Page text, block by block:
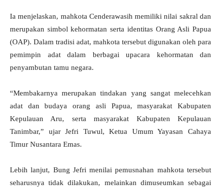
Ia menjelaskan, mahkota Cenderawasih memiliki nilai sakral dan
merupakan simbol kehormatan serta identitas Orang Asli Papua
(OAP). Dalam tradisi adat, mahkota tersebut digunakan oleh para
pemimpin adat dalam berbagai upacara kehormatan dan
penyambutan tamu negara.
“Membakarnya merupakan tindakan yang sangat melecehkan
adat dan budaya orang asli Papua, masyarakat Kabupaten
Kepulauan Aru, serta masyarakat Kabupaten Kepulauan
Tanimbar,” ujar Jefri Tuwul, Ketua Umum Yayasan Cahaya
Timur Nusantara Emas.
Lebih lanjut, Bung Jefri menilai pemusnahan mahkota tersebut
seharusnya tidak dilakukan, melainkan dimuseumkan sebagai